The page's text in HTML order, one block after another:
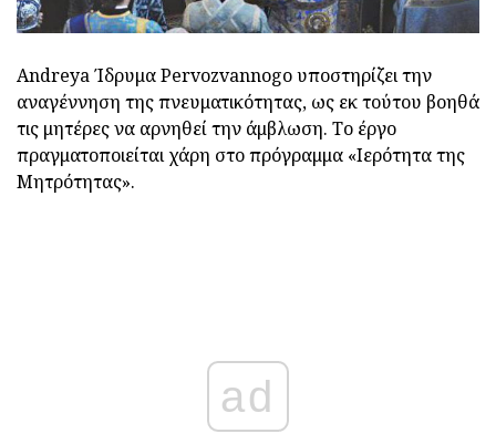
Andreya Ίδρυμα Pervozvannogo υποστηρίζει την
αναγέννηση της πνευματικότητας, ως εκ τούτου βοηθά
τις μητέρες να αρνηθεί την άμβλωση. Το έργο
πραγματοποιείται χάρη στο πρόγραμμα «Ιερότητα της
Μητρότητας».
ad